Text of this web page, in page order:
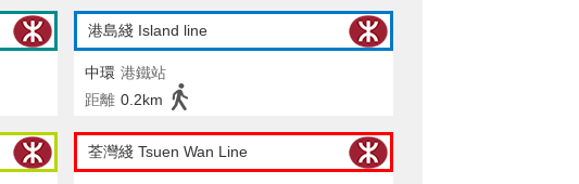
港島綫 Island line
中環 港鐵站
距離 0.2km
荃灣綫 Tsuen Wan Line